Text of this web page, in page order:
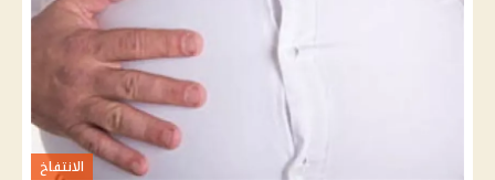
الانتفاخ